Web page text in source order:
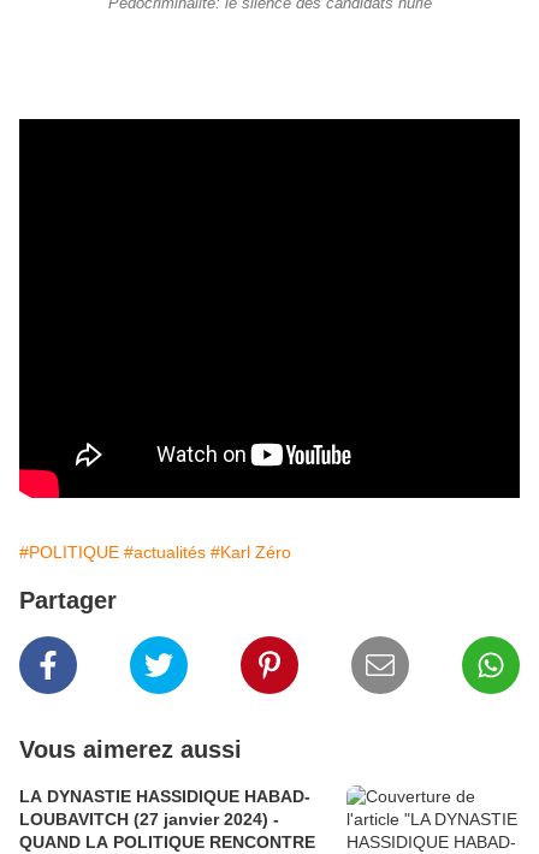
Pédocriminalité: le silence des candidats hurle
#POLITIQUE #actualités #Karl Zéro
Partager
Vous aimerez aussi
LA DYNASTIE HASSIDIQUE HABAD-
LOUBAVITCH (27 janvier 2024) -
QUAND LA POLITIQUE RENCONTRE